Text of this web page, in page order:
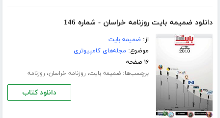
دانلود ضمیمه بایت روزنامه خراسان - شماره 146
از: ضمیمه بایت
موضوع: مجله‌های کامپیوتری
۱۶ صفحه
برچسب‌ها:ضمیمه بایت،روزنامه خراسان،روزنامه
دانلود کتاب